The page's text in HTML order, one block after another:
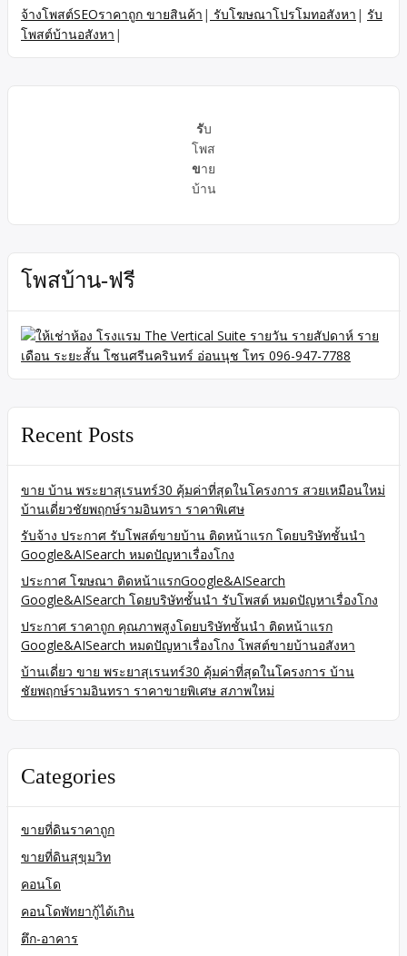
จ้างโพสต์SEOราคาถูก ขายสินค้า | รับโฆษณาโปรโมทอสังหา | รับ
โพสต์บ้านอสังหา |
รับ
โพส
ขาย
บ้าน
โพสบ้าน-ฟรี
Recent Posts
ขาย บ้าน พระยาสุเรนทร์30 คุ้มค่าที่สุดในโครงการ สวยเหมือนใหม่
บ้านเดี่ยวชัยพฤกษ์รามอินทรา ราคาพิเศษ
รับจ้าง ประกาศ รับโพสต์ขายบ้าน ติดหน้าแรก โดยบริษัทชั้นนำ
Google&AISearch หมดปัญหาเรื่องโกง
ประกาศ โฆษณา ติดหน้าแรกGoogle&AISearch
Google&AISearch โดยบริษัทชั้นนำ รับโพสต์ หมดปัญหาเรื่องโกง
ประกาศ ราคาถูก คุณภาพสูงโดยบริษัทชั้นนำ ติดหน้าแรก
Google&AISearch หมดปัญหาเรื่องโกง โพสต์ขายบ้านอสังหา
บ้านเดี่ยว ขาย พระยาสุเรนทร์30 คุ้มค่าที่สุดในโครงการ บ้าน
ชัยพฤกษ์รามอินทรา ราคาขายพิเศษ สภาพใหม่
Categories
ขายที่ดินราคาถูก
ขายที่ดินสุขุมวิท
คอนโด
คอนโดพัทยากู้ได้เกิน
ตึก-อาคาร